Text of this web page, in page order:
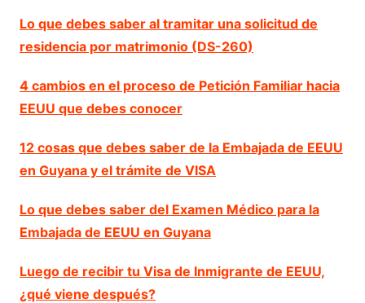
Lo que debes saber al tramitar una solicitud de
residencia por matrimonio (DS-260)
4 cambios en el proceso de Petición Familiar hacia
EEUU que debes conocer
12 cosas que debes saber de la Embajada de EEUU
en Guyana y el trámite de VISA
Lo que debes saber del Examen Médico para la
Embajada de EEUU en Guyana
Luego de recibir tu Visa de Inmigrante de EEUU,
¿qué viene después?